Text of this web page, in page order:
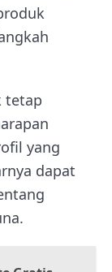
tetap
yang
dapat